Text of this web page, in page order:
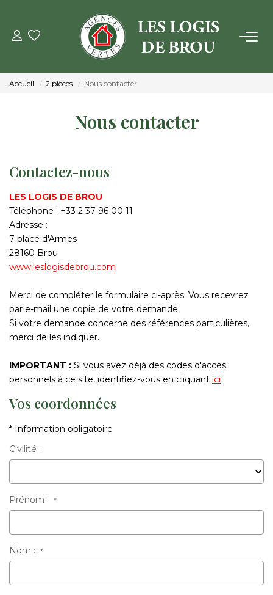
ESTIMATION
NOTRE AGENCE
CONTACT
Accueil 2 pièces Nous contacter
Nous contacter
Contactez-nous
LES LOGIS DE BROU
Téléphone : +33 2 37 96 00 11
Adresse :
7 place d'Armes
28160 Brou
www.leslogisdebrou.com
Merci de compléter le formulaire ci-après. Vous recevrez
par e-mail une copie de votre demande.
Si votre demande concerne des références particulières,
merci de les indiquer.
IMPORTANT : Si vous avez déjà des codes d'accés
personnels à ce site, identifiez-vous en cliquant ici
Vos coordonnées
* Information obligatoire
Civilité :
Prénom : *
Nom : *